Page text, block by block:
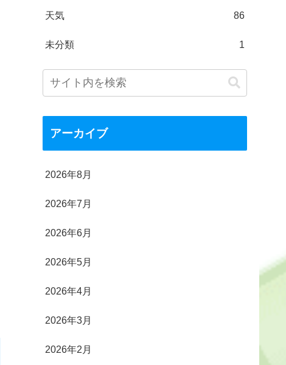
天気 86
未分類 1
アーカイブ
2026年8月
2026年7月
2026年6月
2026年5月
2026年4月
2026年3月
2026年2月